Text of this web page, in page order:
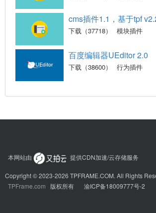
cms插件1.1，基于tpf
下载（37718） 模块插件
百度编辑器UEditor 2.0
下载（38600） 行为插件
本网站由 提供CDN加速/云存储服务
Copyright © 2023-2026 TPFRAME.COM. All Rights
TPFrame.com
版权所有 渝ICP备18009777号-2